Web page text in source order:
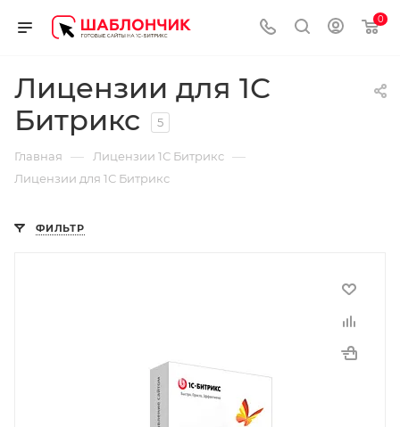
0
Лицензии для 1С
Битрикс
5
Главная — Лицензии 1С Битрикс —
Лицензии для 1С Битрикс
ФИЛЬТР